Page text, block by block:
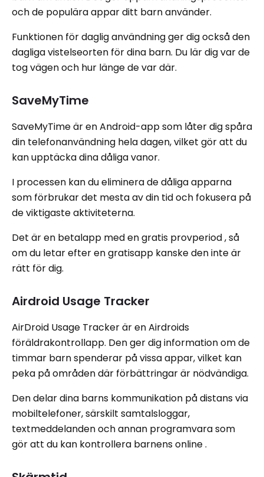
och de populära appar ditt barn använder.
Funktionen för daglig användning ger dig också den
dagliga vistelseorten för dina barn. Du lär dig var de
tog vägen och hur länge de var där.
SaveMyTime
SaveMyTime är en Android-app som låter dig spåra
din telefonanvändning hela dagen, vilket gör att du
kan upptäcka dina dåliga vanor.
I processen kan du eliminera de dåliga apparna
som förbrukar det mesta av din tid och fokusera på
de viktigaste aktiviteterna.
Det är en betalapp med en gratis provperiod , så
om du letar efter en gratisapp kanske den inte är
rätt för dig.
Airdroid Usage Tracker
AirDroid Usage Tracker är en Airdroids
föräldrakontrollapp. Den ger dig information om de
timmar barn spenderar på vissa appar, vilket kan
peka på områden där förbättringar är nödvändiga.
Den delar dina barns kommunikation på distans via
mobiltelefoner, särskilt samtalsloggar,
textmeddelanden och annan programvara som
gör att du kan kontrollera barnens online .